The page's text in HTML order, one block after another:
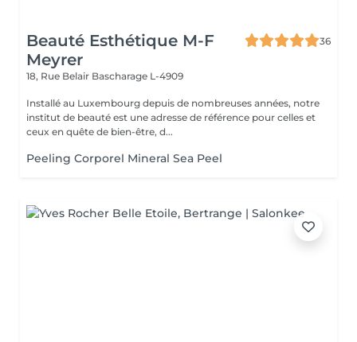
Beauté Esthétique M-F
Meyrer
36
18, Rue Belair Bascharage L-4909
Installé au Luxembourg depuis de nombreuses années, notre
institut de beauté est une adresse de référence pour celles et
ceux en quête de bien-être, d...
Peeling Corporel Mineral Sea Peel